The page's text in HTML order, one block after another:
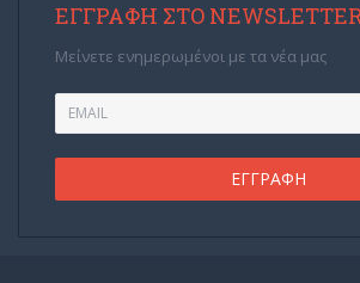
ΕΓΓΡΑΦΉ ΣΤΟ
Μείνετε ενημερωμένοι με τα νέα μας